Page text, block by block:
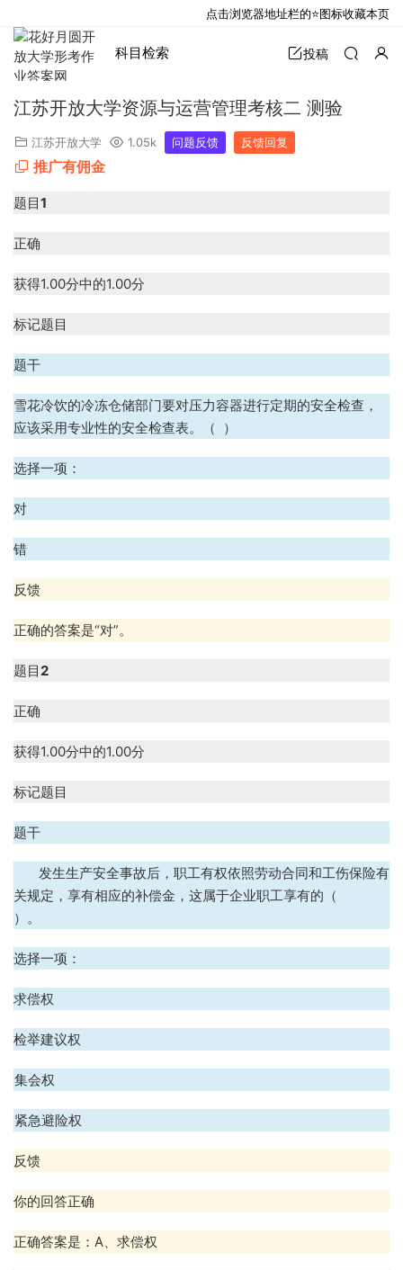
科目检索 投稿
江苏开放大学资源与运营管理考核二 测验
江苏开放大学 1.05k 问题反馈 反馈回复
推广有佣金
题目1
正确
获得1.00分中的1.00分
标记题目
题干
雪花冷饮的冷冻仓储部门要对压力容器进行定期的安全检查，
应该采用专业性的安全检查表。（ ）
选择一项：
对
错
反馈
正确的答案是“对”。
题目 2
正确
获得1.00分中的1.00分
标记题目
题干
发生生产安全事故后，职工有权依照劳动合同和工伤保险有
关规定，享有相应的补偿金，这属于企业职工享有的（
）。
选择一项：
求偿权
检举建议权
集会权
紧急避险权
反馈
你的回答正确
正确答案是：A、求偿权
点击浏览器地址栏的⭐图标收藏本页